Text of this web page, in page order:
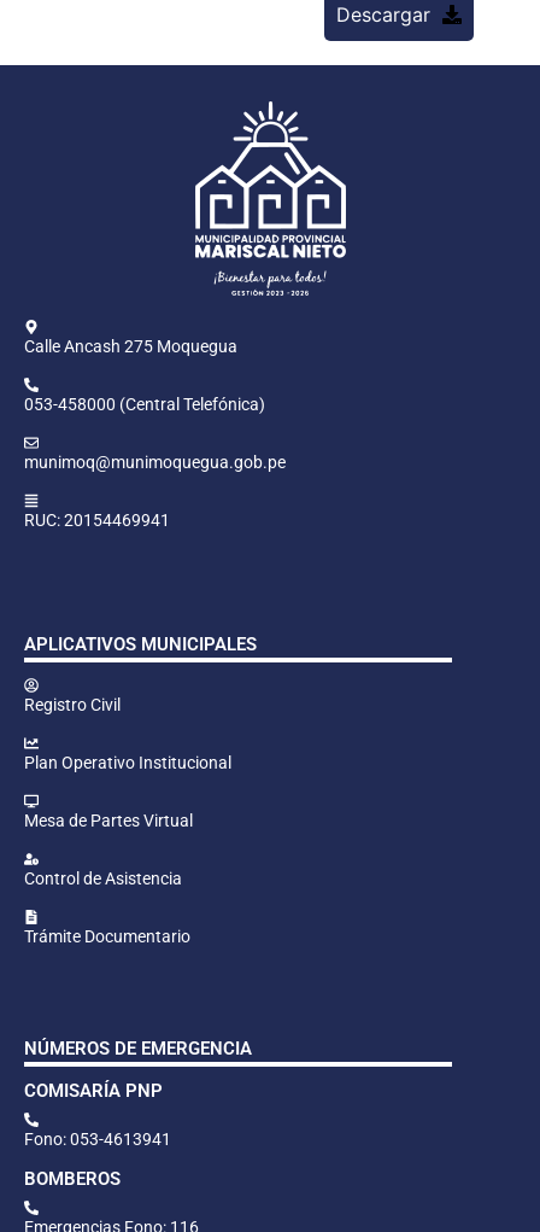
Descargar
Calle Ancash 275 Moquegua
053-458000 (Central Telefónica)
munimoq@munimoquegua.gob.pe
RUC: 20154469941
APLICATIVOS MUNICIPALES
Registro Civil
Plan Operativo Institucional
Mesa de Partes Virtual
Control de Asistencia
Trámite Documentario
NÚMEROS DE EMERGENCIA
COMISARÍA PNP
Fono: 053-4613941
BOMBEROS
Emergencias Fono: 116